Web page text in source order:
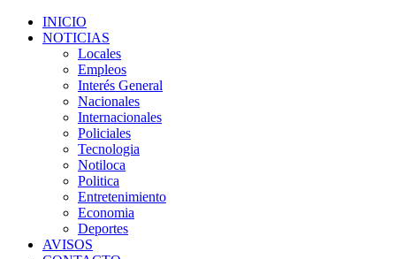
INICIO
NOTICIAS
Locales
Empleos
Interés General
Nacionales
Internacionales
Policiales
Tecnologia
Notiloca
Politica
Entretenimiento
Economia
Deportes
AVISOS